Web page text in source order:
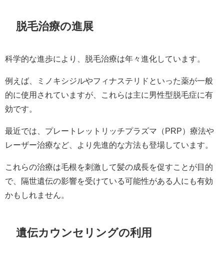
脱毛治療の進展
科学的な進歩により、脱毛治療は年々進化しています。
例えば、ミノキシジルやフィナステリドといった薬が一般
的に使用されていますが、これらは主に男性型脱毛症に有
効です。
最近では、プレートレットリッチプラズマ（PRP）療法や
レーザー治療など、より先進的な方法も登場しています。
これらの治療は毛根を刺激して髪の成長を促すことが目的
で、隔世遺伝の影響を受けている可能性がある人にも有効
かもしれません。
遺伝カウンセリングの利用